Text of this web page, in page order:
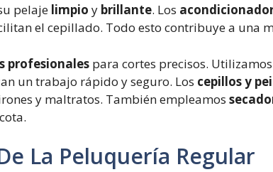
pelaje limpio y brillante. Los
el cepillado. Todo esto contribuye a una
profesionales para cortes precisos. Utilizamos
un trabajo rápido y seguro. Los cepillos y
y maltratos. También empleamos
La Peluquería Regular